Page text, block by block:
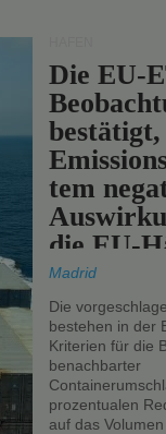
Die EU-
bestätigt,
tem
die EU-
Madrid
Die
bestehen in der
Kriterien für die
benachbarter
prozentualen
auf das